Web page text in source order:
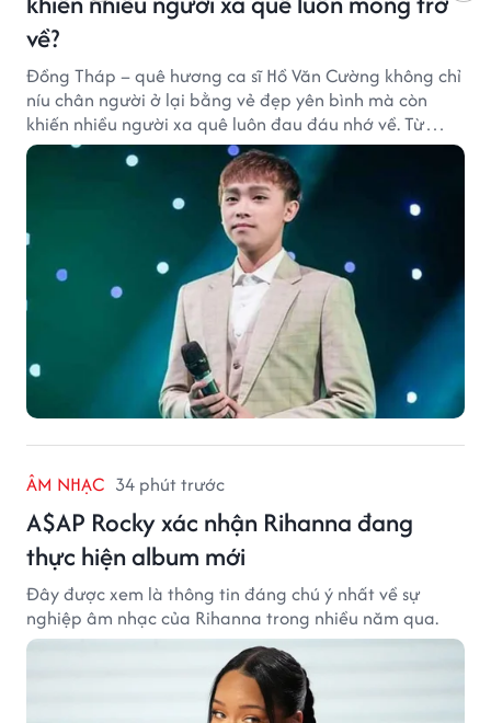
về?
Đồng Tháp – quê hương ca sĩ Hồ Văn Cường không chỉ
níu chân người ở lại bằng vẻ đẹp yên bình mà còn
khiến nhiều người xa quê luôn đau đáu nhớ về. Từ
cảnh sắc, ẩm thực đến tình người mộc mạc, tất cả tạo
nên sức hút rất riêng của vùng đất sen hồng.
ÂM NHẠC 34 phút trước
A$AP Rocky xác nhận Rihanna đang
thực hiện album mới
Đây được xem là thông tin đáng chú ý nhất về sự
nghiệp âm nhạc của Rihanna trong nhiều năm qua.